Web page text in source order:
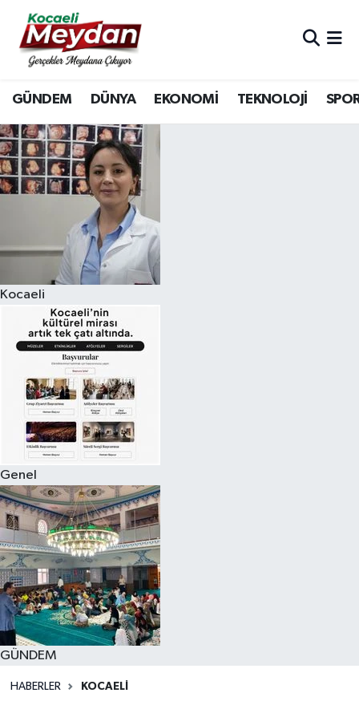
GÜNDEM DÜNYA EKONOMİ TEKNOLOJİ
Kocaeli
Genel
GÜNDEM
HABERLER KOCAELI
Nöbetçi Eczaneler
Hava Durumu
Trafik Durumu
Süper Lig Puan Durumu ve Fikstür
Tüm Manşetler
Son Dakika Haberleri
Haber Arşivi